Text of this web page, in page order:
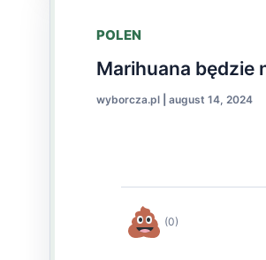
POLEN
Marihuana będzie
wyborcza.pl august 14, 2024
(0)